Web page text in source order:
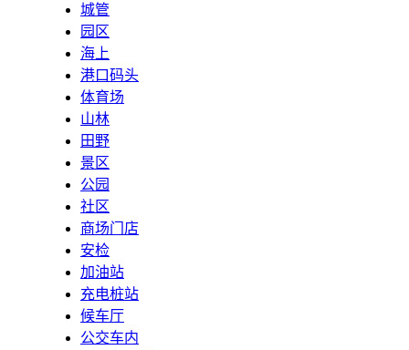
城管
园区
海上
港口码头
体育场
山林
田野
景区
公园
社区
商场门店
安检
加油站
充电桩站
候车厅
公交车内